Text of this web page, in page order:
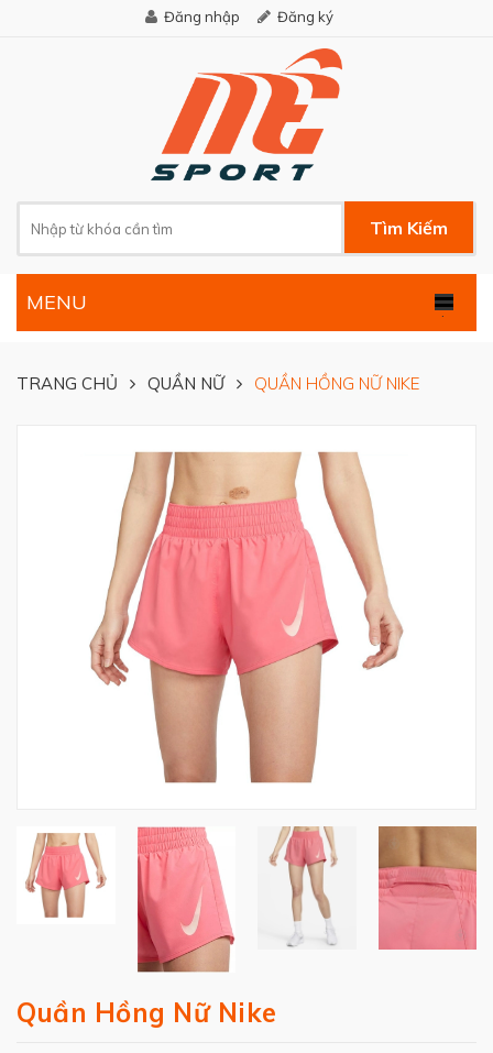
Đăng nhập Đăng ký
Tìm Kiếm
.
MENU
TRANG CHỦ QUẦN NỮ QUẦN HỒNG NỮ NIKE
Quần Hồng Nữ Nike